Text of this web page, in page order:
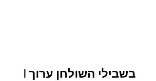
בשבילי השולחן ערוך |